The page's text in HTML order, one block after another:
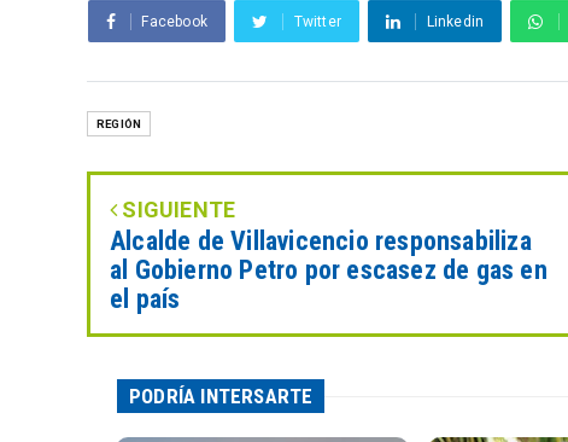
Facebook Twitter Linkedin
REGIÓN
SIGUIENTE
Alcalde de Villavicencio responsabiliza
al Gobierno Petro por escasez de gas en
el país
PODRÍA INTERSARTE